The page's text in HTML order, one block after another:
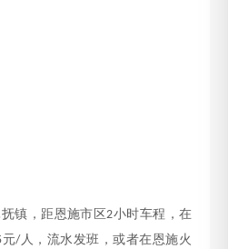
镇 ，距恩施市区2小时车程，在
元/人，流水发班，或者在恩施火